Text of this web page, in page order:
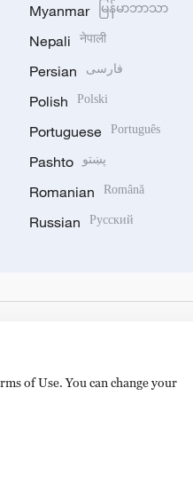
Myanmar မြန်မာဘာသာ
Nepali नेपाली
Persian فارسی
Polish Polski
Portuguese Português
Pashto پښتو
Romanian Română
Russian Русский
of Use. You can change your